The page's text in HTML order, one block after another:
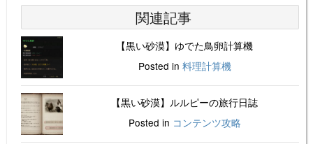
関連記事
【黒い砂漠】ゆでた鳥卵計算機
Posted in 料理計算機
【黒い砂漠】ルルピーの旅行日誌
Posted in コンテンツ攻略